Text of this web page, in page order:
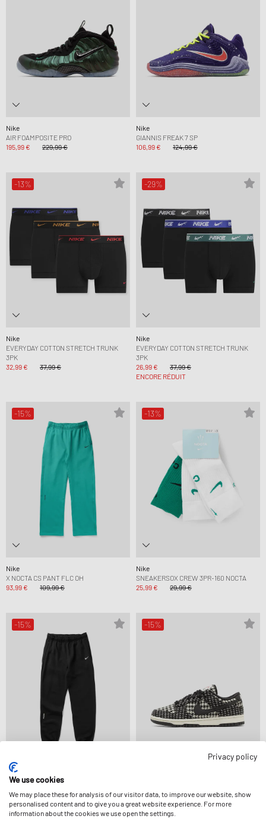
Nike
AIR FOAMPOSITE PRO
195,99 €
229,99 €
Nike
GIANNIS FREAK 7 SP
106,99 €
124,99 €
-13%
Nike
EVERYDAY COTTON STRETCH TRUNK
3PK
32,99 €
37,99 €
-29%
Nike
EVERYDAY COTTON STRETCH TRUNK
3PK
26,99 €
37,99 €
ENCORE RÉDUIT
-15%
Nike
X NOCTA CS PANT FLC OH
93,99 €
109,99 €
-13%
Nike
SNEAKERSOX CREW 3PR-160 NOCTA
25,99 €
29,99 €
-15%
Nike
93,99 €
109,99 €
-15%
110,99 €
129,99 €
Privacy policy
We use cookies
We may place these for analysis of our visitor data, to improve our website, show
personalised content and to give you a great website experience. For more
information about the cookies we use open the settings.